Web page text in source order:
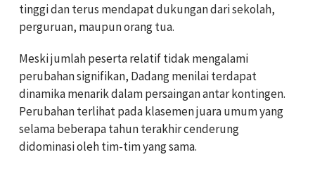
tinggi dan terus mendapat dukungan dari sekolah,
perguruan, maupun orang tua.
Meski jumlah peserta relatif tidak mengalami
perubahan signifikan, Dadang menilai terdapat
dinamika menarik dalam persaingan antar kontingen.
Perubahan terlihat pada klasemen juara umum yang
selama beberapa tahun terakhir cenderung
didominasi oleh tim-tim yang sama.